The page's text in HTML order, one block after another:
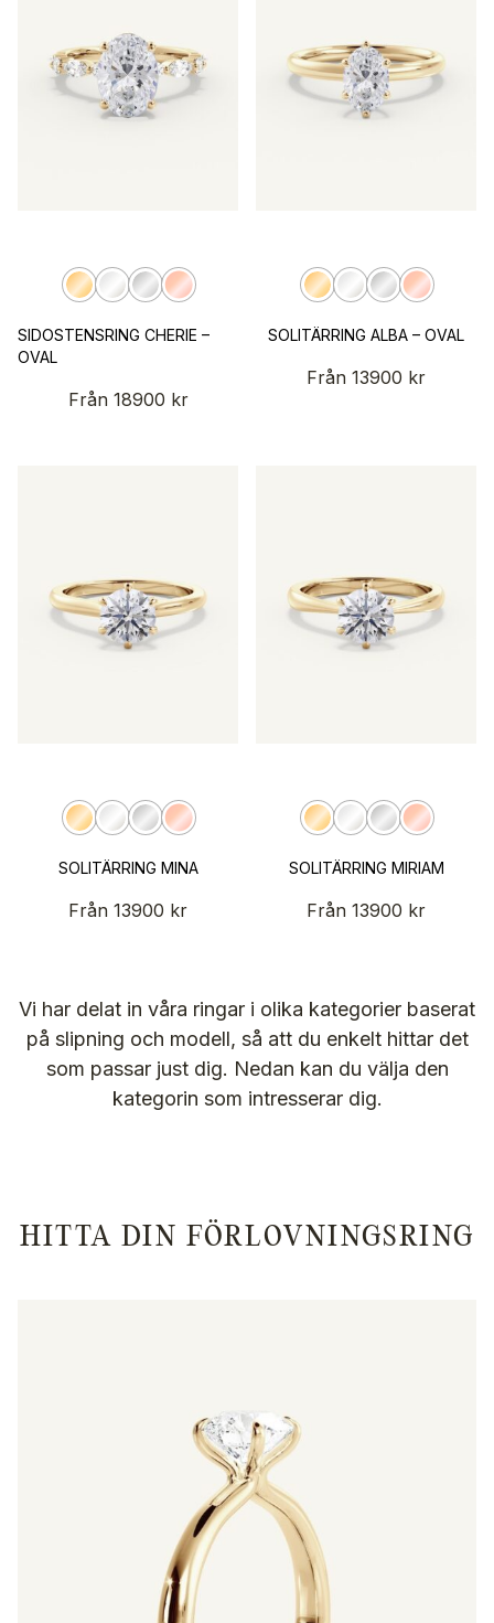
SIDOSTENSRING CHERIE –
OVAL
Från 18900 kr
SOLITÄRRING ALBA – OVAL
Från 13900 kr
SOLITÄRRING MINA
Från 13900 kr
SOLITÄRRING MIRIAM
Från 13900 kr
Vi har delat in våra ringar i olika kategorier baserat
på slipning och modell, så att du enkelt hittar det
som passar just dig. Nedan kan du välja den
kategorin som intresserar dig.
HITTA DIN FÖRLOVNINGSRING